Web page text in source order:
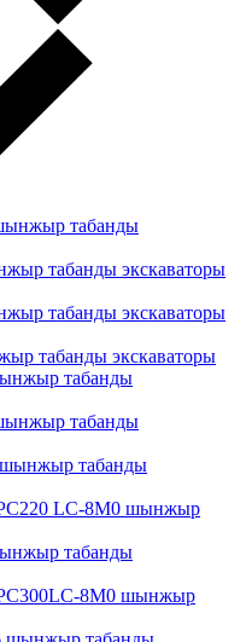
табанды
табанды экскаваторы
табанды экскаваторы
табанды экскаваторы
табанды
табанды
шынжыр табанды
LC-8M0 шынжыр
табанды
8M0 шынжыр